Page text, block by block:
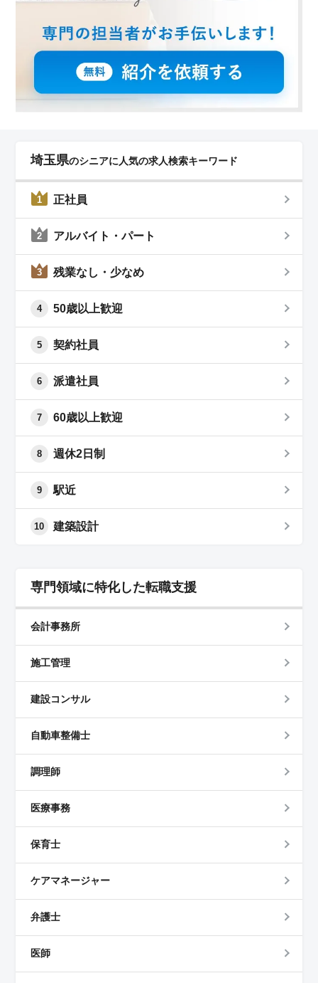
埼玉県のシニアに人気の求人検索キーワード
1 正社員
2 アルバイト・パート
3 残業なし・少なめ
4 50歳以上歓迎
5 契約社員
6 派遣社員
7 60歳以上歓迎
8 週休2日制
9 駅近
10 建築設計
専門領域に特化した転職支援
会計事務所
施工管理
建設コンサル
自動車整備士
調理師
医療事務
保育士
ケアマネージャー
弁護士
医師